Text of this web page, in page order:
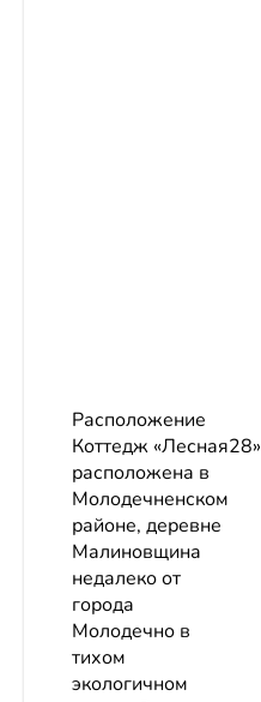
Расположение
Коттедж «Лесная28»
расположена в
Молодечненском
районе, деревне
Малиновщина
недалеко от
города
Молодечно в
тихом
экологичном